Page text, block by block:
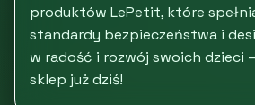
produktów LePetit, które
standardy bezpieczeństwa i
w radość i rozwój swoich dzieci
sklep już dziś!